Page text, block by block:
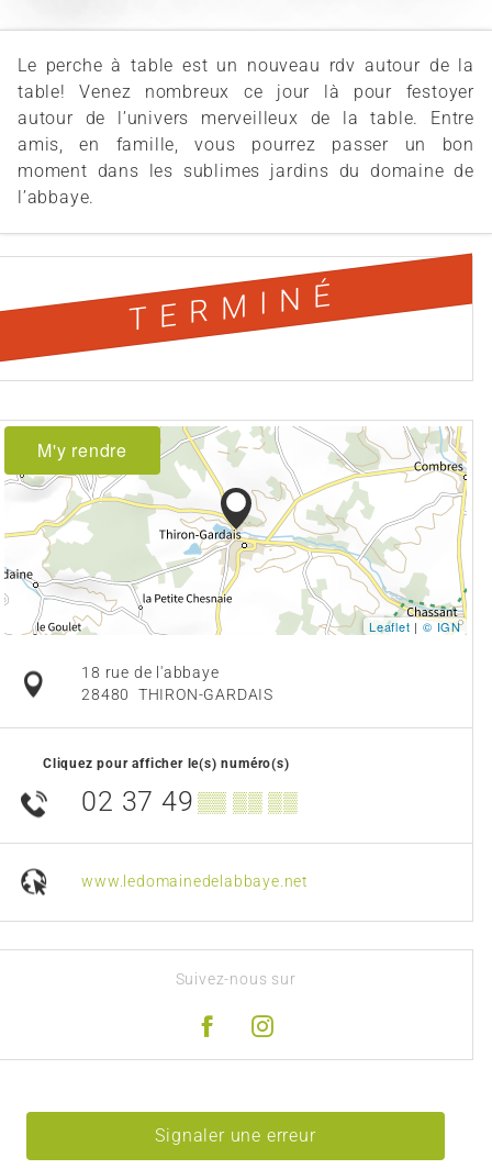
Le perche à table est un nouveau rdv autour de la
table! Venez nombreux ce jour là pour festoyer
autour de l’univers merveilleux de la table. Entre
amis, en famille, vous pourrez passer un bon
moment dans les sublimes jardins du domaine de
l’abbaye.
TERMINÉ
M'y rendre
Leaflet | © IGN
18 rue de l'abbaye
28480 THIRON-GARDAIS
Cliquez pour afficher le(s) numéro(s)
02 37 49 ▒▒ ▒▒ ▒▒
www.ledomainedelabbaye.net
Suivez-nous sur
Signaler une erreur